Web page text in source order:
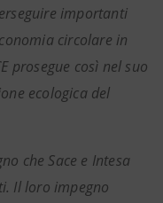
importanti
circolare in
prosegue così nel suo
ecologica del
che Sace e Intesa
Il loro impegno